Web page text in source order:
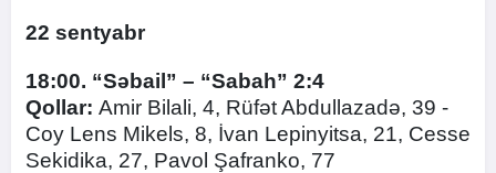
22 sentyabr
18:00. “Səbail” – “Sabah” 2:4
Qollar: Amir Bilali, 4, Rüfət Abdullazadə, 39 -
Coy Lens Mikels, 8, İvan Lepinyitsa, 21, Cesse
Sekidika, 27, Pavol Şafranko, 77